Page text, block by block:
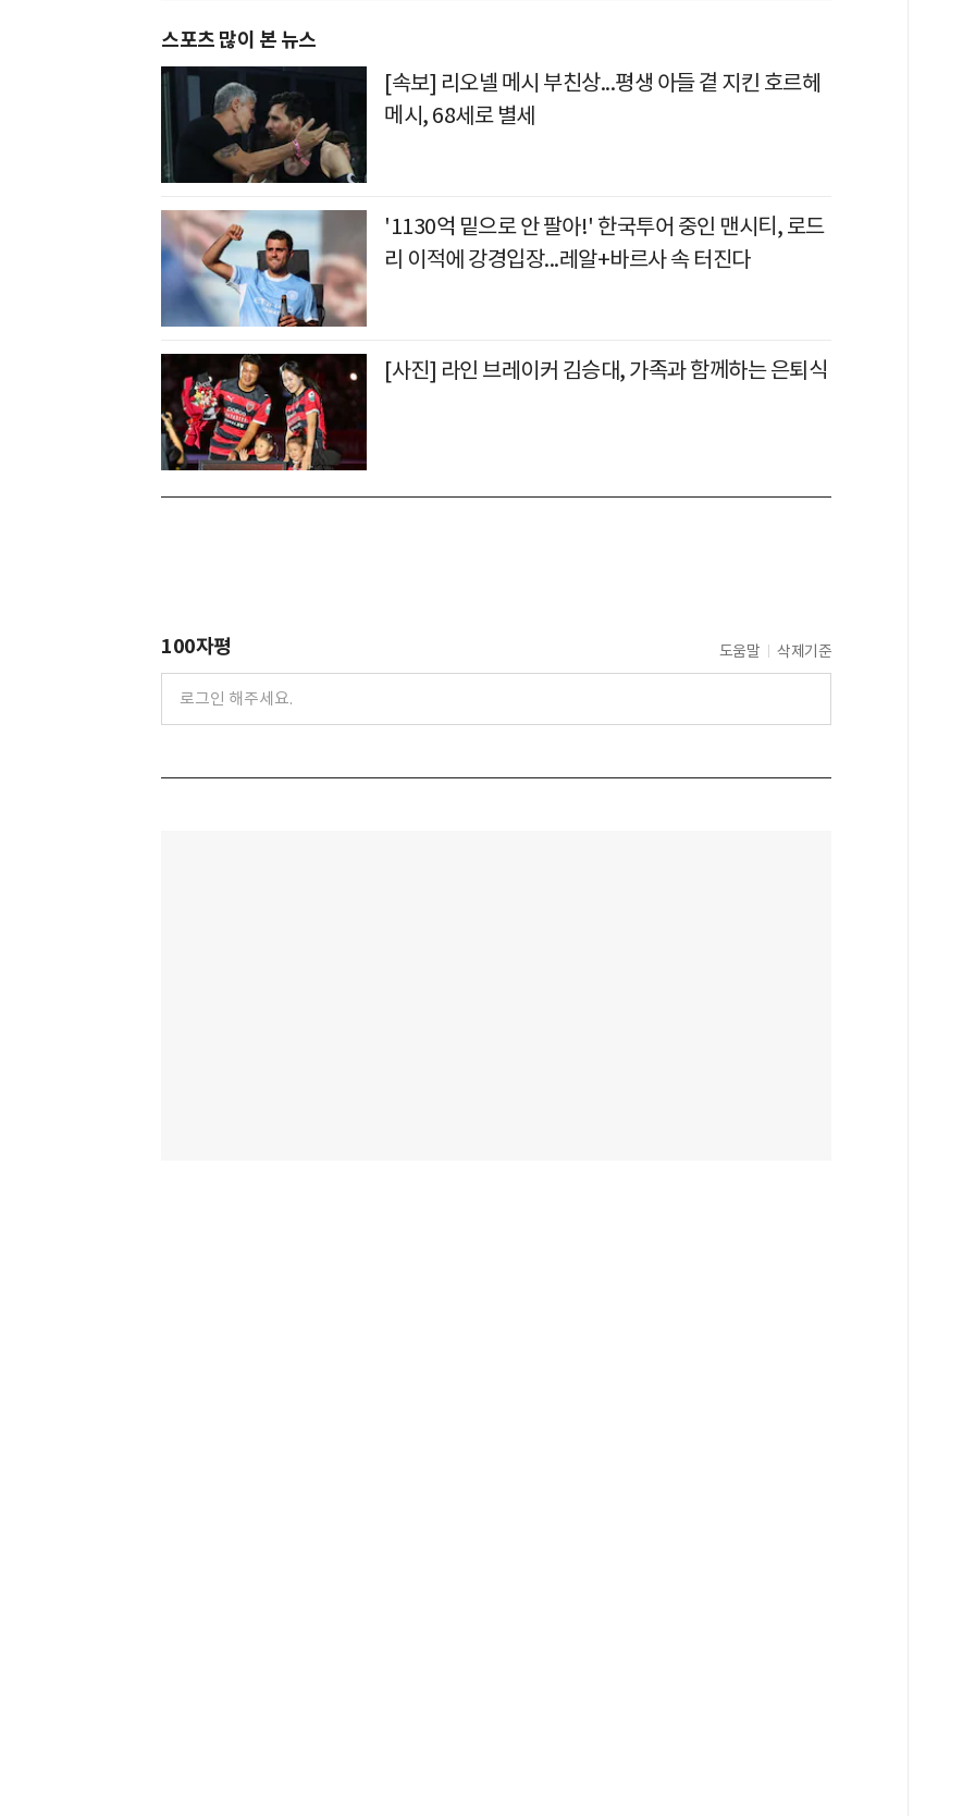
스포츠 많이 본 뉴스
[속보] 리오넬 메시 부친상...평생 아들 곁 지킨 호르헤
메시, 68세로 별세
'1130억 밑으로 안 팔아!' 한국투어 중인 맨시티, 로드
리 이적에 강경입장...레알+바르사 속 터진다
[사진] 라인 브레이커 김승대, 가족과 함께하는 은퇴식
100자평 도움말 삭제기준